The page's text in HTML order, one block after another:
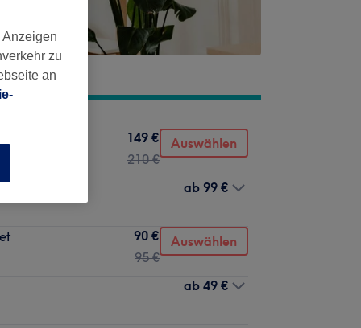
149 €
210 €
Auswählen
ab 99 €
90 €
95 €
Auswählen
ab 49 €
zu
an